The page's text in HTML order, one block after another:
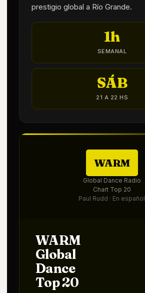
prestigio global a Río Grande.
1h
SEMANAL
SÁB
21 A 22 HS
WARM
Global Dance Radio
Chart Top 20
Paul Rudd · En español
WARM
Global
Dance
Top 20